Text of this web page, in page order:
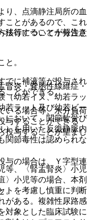
、点滴静注局所の血
ことがあるので、これ
法等について十分注意
。
でに補液等が投与され
ことができる。
いる場合等、水分負荷
与することができる
投与することが望まし
与の場合は、Ｙ字型連
。
移行することが報告さ
腎炎・嚢胞性線維症・
（幼若イヌ、幼若ラッ
若ラット及び幼若ビー
において、関節軟骨び
）を用いた反復静脈内
関節毒性は認められな
、〈腎盂腎炎〉小児
〉小児等の場合、本剤
トを考慮し慎重に判断
がある。複雑性尿路感
対象とした臨床試験に